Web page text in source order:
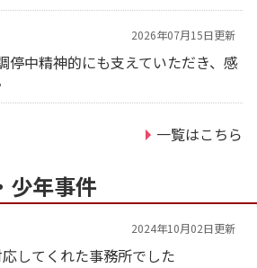
2026年07月15日更新
停中精神的にも支えていただき、感
一覧はこちら
少年事件
2024年10月02日更新
してくれた事務所でした